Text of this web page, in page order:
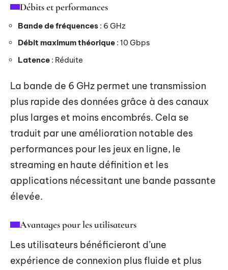
Débits et performances
Bande de fréquences : 6 GHz
Débit maximum théorique : 10 Gbps
Latence : Réduite
La bande de 6 GHz permet une transmission
plus rapide des données grâce à des canaux
plus larges et moins encombrés. Cela se
traduit par une amélioration notable des
performances pour les jeux en ligne, le
streaming en haute définition et les
applications nécessitant une bande passante
élevée.
Avantages pour les utilisateurs
Les utilisateurs bénéficieront d’une
expérience de connexion plus fluide et plus